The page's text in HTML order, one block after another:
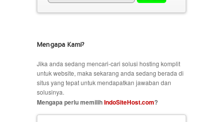
Mengapa Kami?
Jika anda sedang mencari-cari solusi hosting komplit
untuk website, maka sekarang anda sedang berada di
situs yang tepat untuk mendapatkan jawaban dan
solusinya.
Mengapa perlu memilihIndoSiteHost.com?